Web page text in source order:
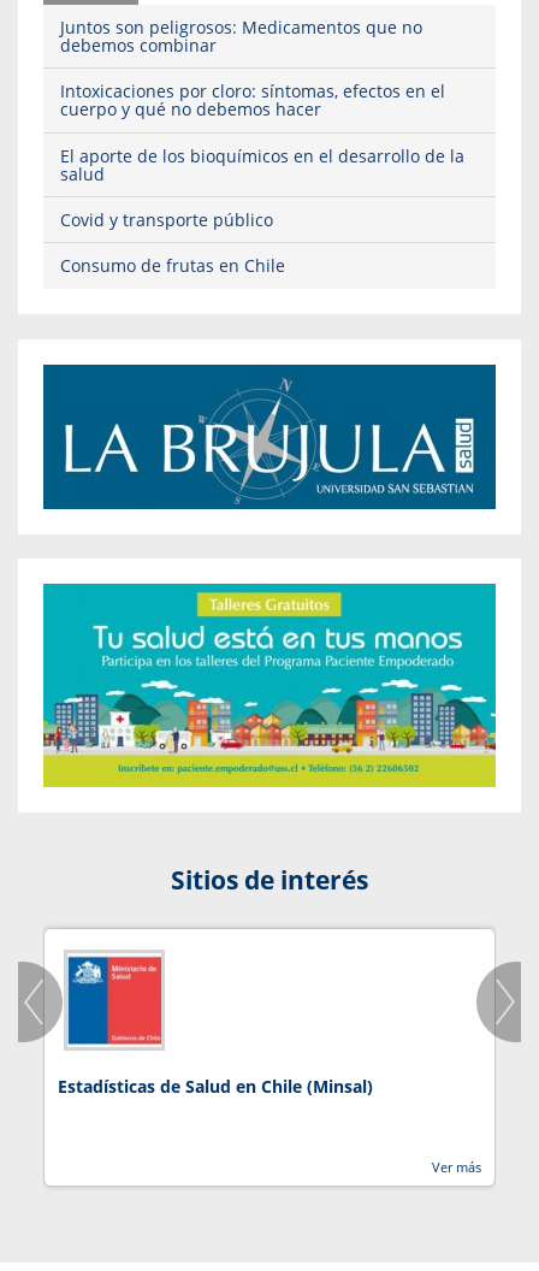
Juntos son peligrosos: Medicamentos que no
debemos combinar
Intoxicaciones por cloro: síntomas, efectos en el
cuerpo y qué no debemos hacer
El aporte de los bioquímicos en el desarrollo de la
salud
Covid y transporte público
Consumo de frutas en Chile
Sitios de interés
Estadísticas de Salud en Chile (Minsal)
Ver más